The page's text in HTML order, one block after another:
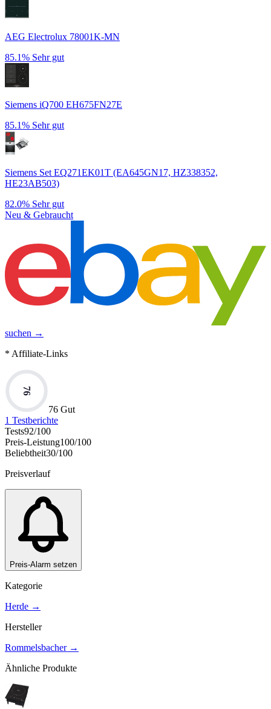
AEG Electrolux 78001K-MN
85.1% Sehr gut
Siemens iQ700 EH675FN27E
85.1% Sehr gut
Siemens Set EQ271EK01T (EA645GN17, HZ338352,
HE23AB503)
82.0% Sehr gut
Neu & Gebraucht
suchen →
* Affiliate-Links
76
76 Gut
1 Testberichte
Tests92/100
Preis-Leistung100/100
Beliebtheit30/100
Preisverlauf
Preis-Alarm setzen
Kategorie
Herde →
Hersteller
Rommelsbacher→
Ähnliche Produkte